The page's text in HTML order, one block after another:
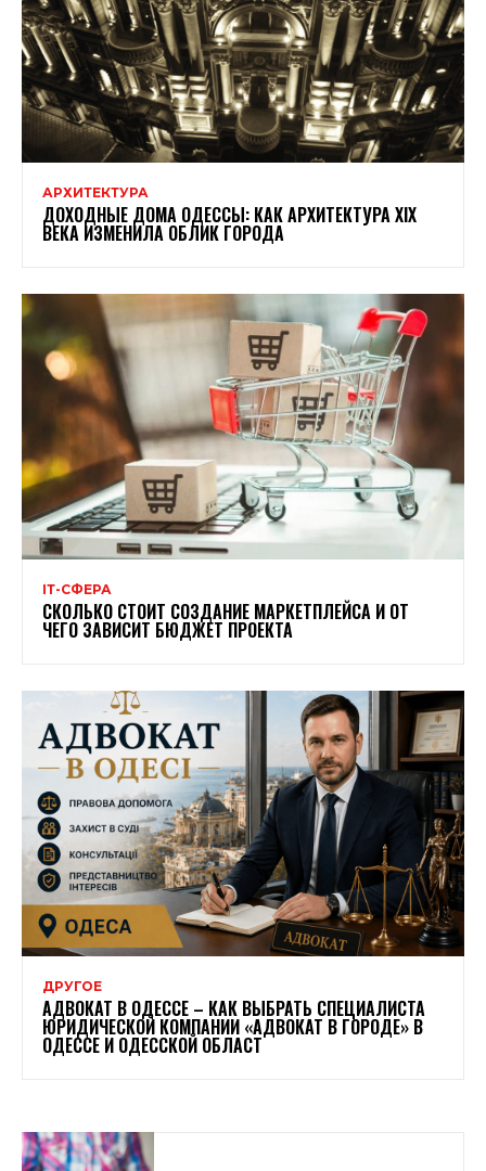
АРХИТЕКТУРА
ДОХОДНЫЕ ДОМА ОДЕССЫ: КАК АРХИТЕКТУРА XIX
ВЕКА ИЗМЕНИЛА ОБЛИК ГОРОДА
ІТ-СФЕРА
СКОЛЬКО СТОИТ СОЗДАНИЕ МАРКЕТПЛЕЙСА И ОТ
ЧЕГО ЗАВИСИТ БЮДЖЕТ ПРОЕКТА
ДРУГОЕ
АДВОКАТ В ОДЕССЕ – КАК ВЫБРАТЬ СПЕЦИАЛИСТА
ЮРИДИЧЕСКОЙ КОМПАНИИ «АДВОКАТ В ГОРОДЕ» В
ОДЕССЕ И ОДЕССКОЙ ОБЛАСТ